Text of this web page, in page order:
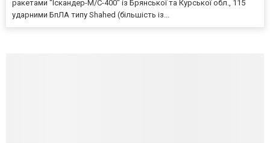
ракетами "Іскандер-М/С-400" із Брянської та Курської обл., 115
ударними БпЛА типу Shahed (більшість із...